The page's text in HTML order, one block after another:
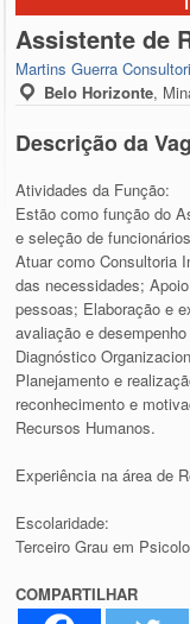
Assistente de
Martins Guerra
Belo Horizonte,
Descrição da
Atividades da Função:
Estão como função do
e seleção de
Atuar como Consultoria
das necessidades;
pessoas; Elaboração e
avaliação e
Diagnóstico
Planejamento e
reconhecimento e
Recursos Humanos.
Experiência na área de
Escolaridade:
Terceiro Grau em
COMPARTILHAR